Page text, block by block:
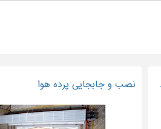
نصب و جابجایی پرده هوا